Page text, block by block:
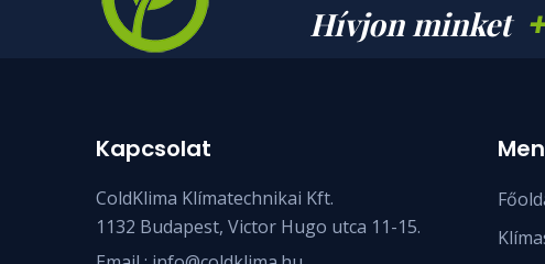
Hívjon minket
Kapcsolat
ColdKlima Klímatechnikai Kft.
1132 Budapest, Victor Hugo utca 11-15.